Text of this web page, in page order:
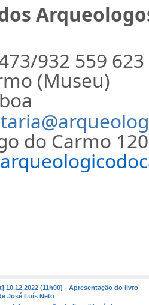
932 559 623
(Museu)
do Carmo
10.12.2022 (11h00) - Apresentação do livro
José Luís Neto